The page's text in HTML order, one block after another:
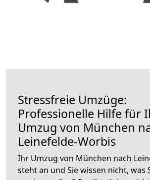
Stressfreie Umzüge:
Professionelle Hilfe für
Umzug von München
Leinefelde-Worbis
Ihr Umzug von München nach
steht an und Sie wissen nicht, was